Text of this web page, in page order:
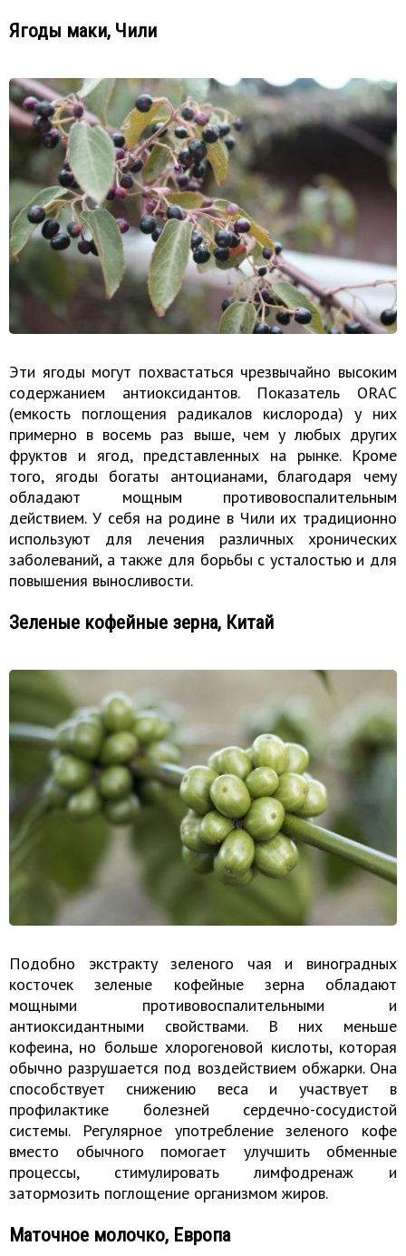
Ягоды маки, Чили
Эти ягоды могут похвастаться чрезвычайно высоким
содержанием антиоксидантов. Показатель ORAC
(емкость поглощения радикалов кислорода) у них
примерно в восемь раз выше, чем у любых других
фруктов и ягод, представленных на рынке. Кроме
того, ягоды богаты антоцианами, благодаря чему
обладают мощным противовоспалительным
действием. У себя на родине в Чили их традиционно
используют для лечения различных хронических
заболеваний, а также для борьбы с усталостью и для
повышения выносливости.
Зеленые кофейные зерна, Китай
Подобно экстракту зеленого чая и виноградных
косточек зеленые кофейные зерна обладают
мощными противовоспалительными и
антиоксидантными свойствами. В них меньше
кофеина, но больше хлорогеновой кислоты, которая
обычно разрушается под воздействием обжарки. Она
способствует снижению веса и участвует в
профилактике болезней сердечно-сосудистой
системы. Регулярное употребление зеленого кофе
вместо обычного помогает улучшить обменные
процессы, стимулировать лимфодренаж и
затормозить поглощение организмом жиров.
Маточное молочко, Европа